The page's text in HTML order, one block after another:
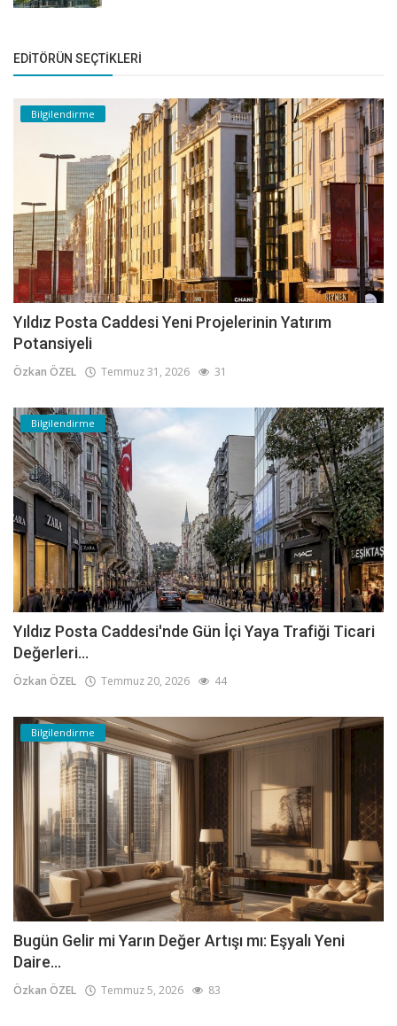
EDITÖRÜN SEÇTIKLERI
Bilgilendirme
Yıldız Posta Caddesi Yeni Projelerinin Yatırım
Potansiyeli
Özkan ÖZEL Temmuz 31, 2026 31
Bilgilendirme
Yıldız Posta Caddesi'nde Gün İçi Yaya Trafiği Ticari
Değerleri...
Özkan ÖZEL Temmuz 20, 2026 44
Bilgilendirme
Bugün Gelir mi Yarın Değer Artışı mı: Eşyalı Yeni
Daire...
Özkan ÖZEL Temmuz 5, 2026 83